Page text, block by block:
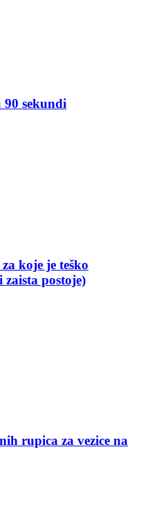
90 sekundi
koje je teško
postoje)
rupica za vezice na